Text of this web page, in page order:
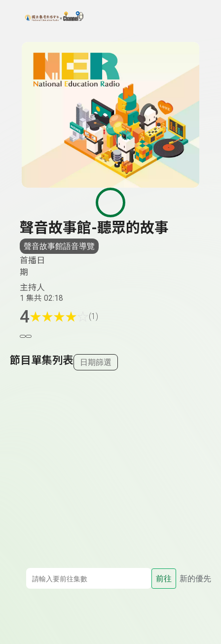
上方功能區塊
搜尋關鍵字：可輸入節目名稱、主持人或關鍵字
聲音故事館-聽眾的故事
聲音故事館語音導覽
首播日
期
主持人
1 集共 02:18
4★★★★ (1)
節目單集列表 日期篩選
前往 新的優先